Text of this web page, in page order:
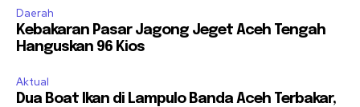
Daerah
Kebakaran Pasar Jagong Jeget Aceh Tengah
Hanguskan 96 Kios
Aktual
Dua Boat Ikan di Lampulo Banda Aceh Terbakar,